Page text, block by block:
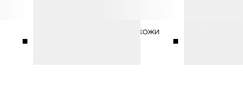
РЕМЕНЬ ИЗ НАТУРАЛЬНОЙ КОЖИ КАРТХОЛДЕР